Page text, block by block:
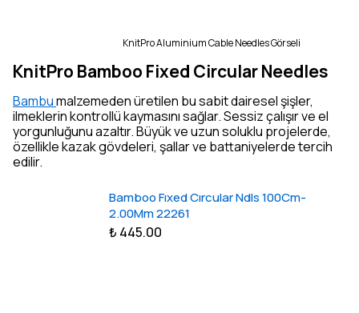
KnitPro Aluminium Cable Needles Görseli
KnitPro Bamboo Fixed Circular Needles
Bambumalzemeden üretilen bu sabit dairesel şişler,
ilmeklerin kontrollü kaymasını sağlar. Sessiz çalışır ve el
yorgunluğunu azaltır. Büyük ve uzun soluklu projelerde,
özellikle kazak gövdeleri, şallar ve battaniyelerde tercih
edilir.
Bamboo Fıxed Cırcular Ndls 100Cm-
2.00Mm 22261
₺ 445.00